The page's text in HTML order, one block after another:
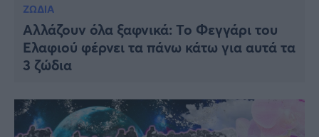
ΖΩΔΙΑ
Αλλάζουν όλα ξαφνικά: Το Φεγγάρι του
Ελαφιού φέρνει τα πάνω κάτω για αυτά τα
3 ζώδια